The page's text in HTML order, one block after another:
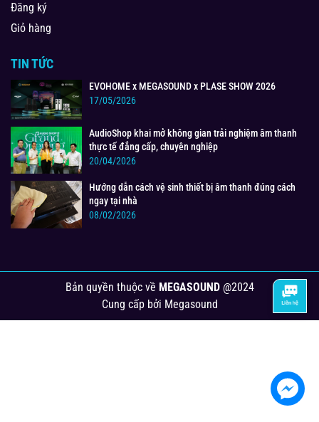
Đăng ký
Giỏ hàng
TIN TỨC
EVOHOME x MEGASOUND x PLASE SHOW 2026
17/05/2026
AudioShop khai mở không gian trải nghiệm âm thanh
thực tế đẳng cấp, chuyên nghiệp
20/04/2026
Hướng dẫn cách vệ sinh thiết bị âm thanh đúng cách
ngay tại nhà
08/02/2026
Bản quyền thuộc về MEGASOUND@2024
Cung cấp bởi Megasound